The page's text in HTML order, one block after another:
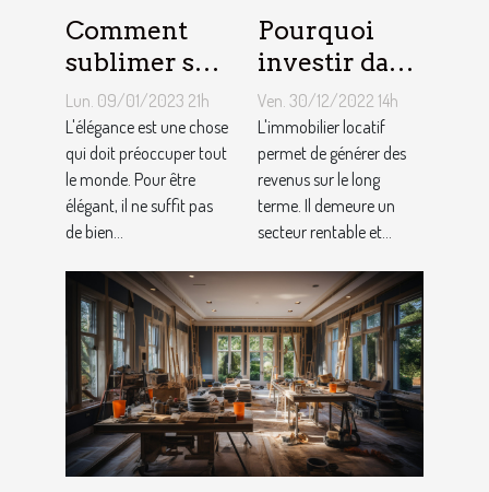
Comment
sublimer ses
ongles ?
Lun. 09/01/2023 21h
L'élégance est une chose
qui doit préoccuper tout
le monde. Pour être
élégant, il ne suffit pas
de bien...
Pourquoi
investir dans
l'immobilier
?
Ven. 30/12/2022 14h
L'immobilier locatif
permet de générer des
revenus sur le long
terme. Il demeure un
secteur rentable et...